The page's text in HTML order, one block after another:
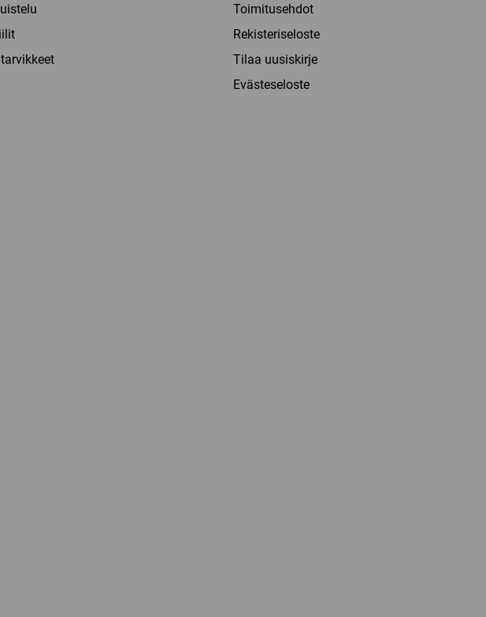
Toimitusehdot
Rekisteriseloste
Tilaa uusiskirje
Evästeseloste